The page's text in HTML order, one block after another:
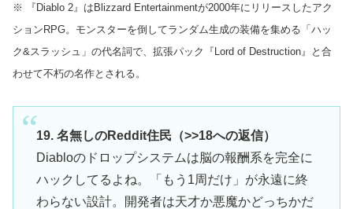
※ 『Diablo 2』はBlizzard Entertainmentが2000年にリリースしたアク
ションRPG。モンスターを倒してランダム生成の装備を集める「ハッ
ク&スラッシュ」の代名詞で、拡張パック『Lord of Destruction』と合
わせて不朽の名作とされる。
19. 名無しのReddit住民（>>18への返信）
Diabloのドロップシステムは脳の報酬系を完全に
ハックしてるよね。「もう1周だけ」が永遠に終
わらない設計。開発者は天才か悪魔かどっちかだ